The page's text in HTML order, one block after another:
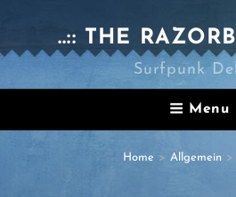
..:: THE
Surfpunk
Menu
Home > Allgemein >